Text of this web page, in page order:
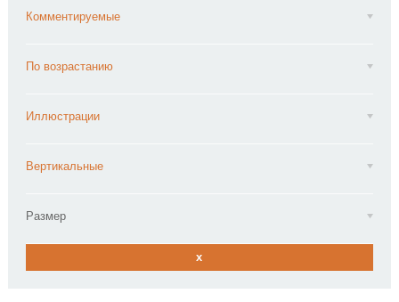
Комментируемые
По возрастанию
Иллюстрации
Вертикальные
Размер
x